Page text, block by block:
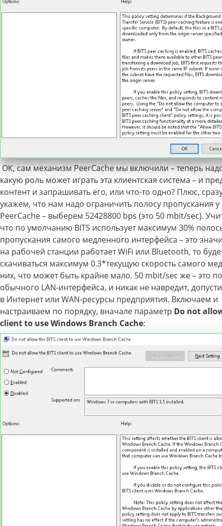
ОК, сам механизм PeerCache мы включили – теперь
какую роль может играть эта клиентская система – и
контент и запрашивать его, или что-то одно? Плюс,
укажем, что нам надо ограничить полосу пропускания
PeerCache – выберем 52428800 bps (это 50 mbit/sec).
что по умолчанию BITS использует максимум 30%
пропускания самого медленного интерфейса – это
на рабочей станции работает WiFi или Bluetooth, то
скачиваться максимум 0.3*текущую скорость самого
них, что может быть крайне мало. 50 mbit/sec же – это
обычного LAN-интерфейса, и никак не навредит,
в Интернет или WAN-ресурсы предприятия. Включаем и
настраиваем по порядку, вначале параметр Do not
client to use Windows Branch Cache: